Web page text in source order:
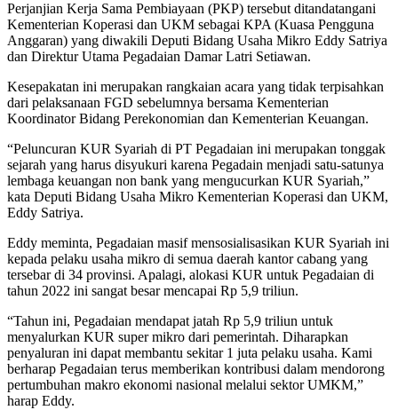
Perjanjian Kerja Sama Pembiayaan (PKP) tersebut ditandatangani
Kementerian Koperasi dan UKM sebagai KPA (Kuasa Pengguna
Anggaran) yang diwakili Deputi Bidang Usaha Mikro Eddy Satriya
dan Direktur Utama Pegadaian Damar Latri Setiawan.
Kesepakatan ini merupakan rangkaian acara yang tidak terpisahkan
dari pelaksanaan FGD sebelumnya bersama Kementerian
Koordinator Bidang Perekonomian dan Kementerian Keuangan.
“Peluncuran KUR Syariah di PT Pegadaian ini merupakan tonggak
sejarah yang harus disyukuri karena Pegadain menjadi satu-satunya
lembaga keuangan non bank yang mengucurkan KUR Syariah,”
kata Deputi Bidang Usaha Mikro Kementerian Koperasi dan UKM,
Eddy Satriya.
Eddy meminta, Pegadaian masif mensosialisasikan KUR Syariah ini
kepada pelaku usaha mikro di semua daerah kantor cabang yang
tersebar di 34 provinsi. Apalagi, alokasi KUR untuk Pegadaian di
tahun 2022 ini sangat besar mencapai Rp 5,9 triliun.
“Tahun ini, Pegadaian mendapat jatah Rp 5,9 triliun untuk
menyalurkan KUR super mikro dari pemerintah. Diharapkan
penyaluran ini dapat membantu sekitar 1 juta pelaku usaha. Kami
berharap Pegadaian terus memberikan kontribusi dalam mendorong
pertumbuhan makro ekonomi nasional melalui sektor UMKM,”
harap Eddy.